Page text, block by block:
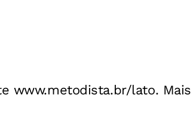
www.metodista.br/lato. Mais